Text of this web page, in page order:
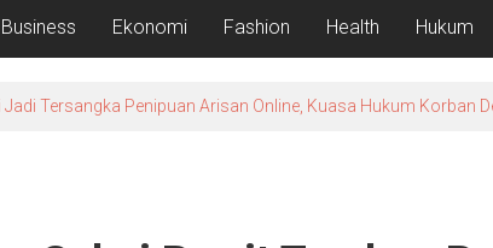
Business Ekonomi Fashion Health Hukum
Jadi Tersangka Penipuan Arisan Online, Kuasa Hukum Korban